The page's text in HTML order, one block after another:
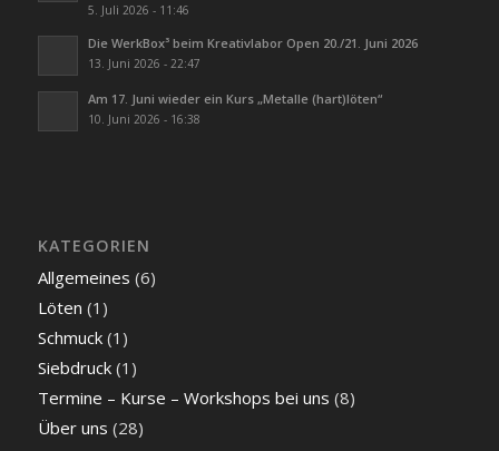
5. Juli 2026 - 11:46
Die WerkBox³ beim Kreativlabor Open 20./21. Juni 2026
13. Juni 2026 - 22:47
Am 17. Juni wieder ein Kurs „Metalle (hart)löten“
10. Juni 2026 - 16:38
KATEGORIEN
Allgemeines (6)
Löten (1)
Schmuck(1)
Siebdruck(1)
Termine – Kurse – Workshops bei uns (8)
Über uns (28)